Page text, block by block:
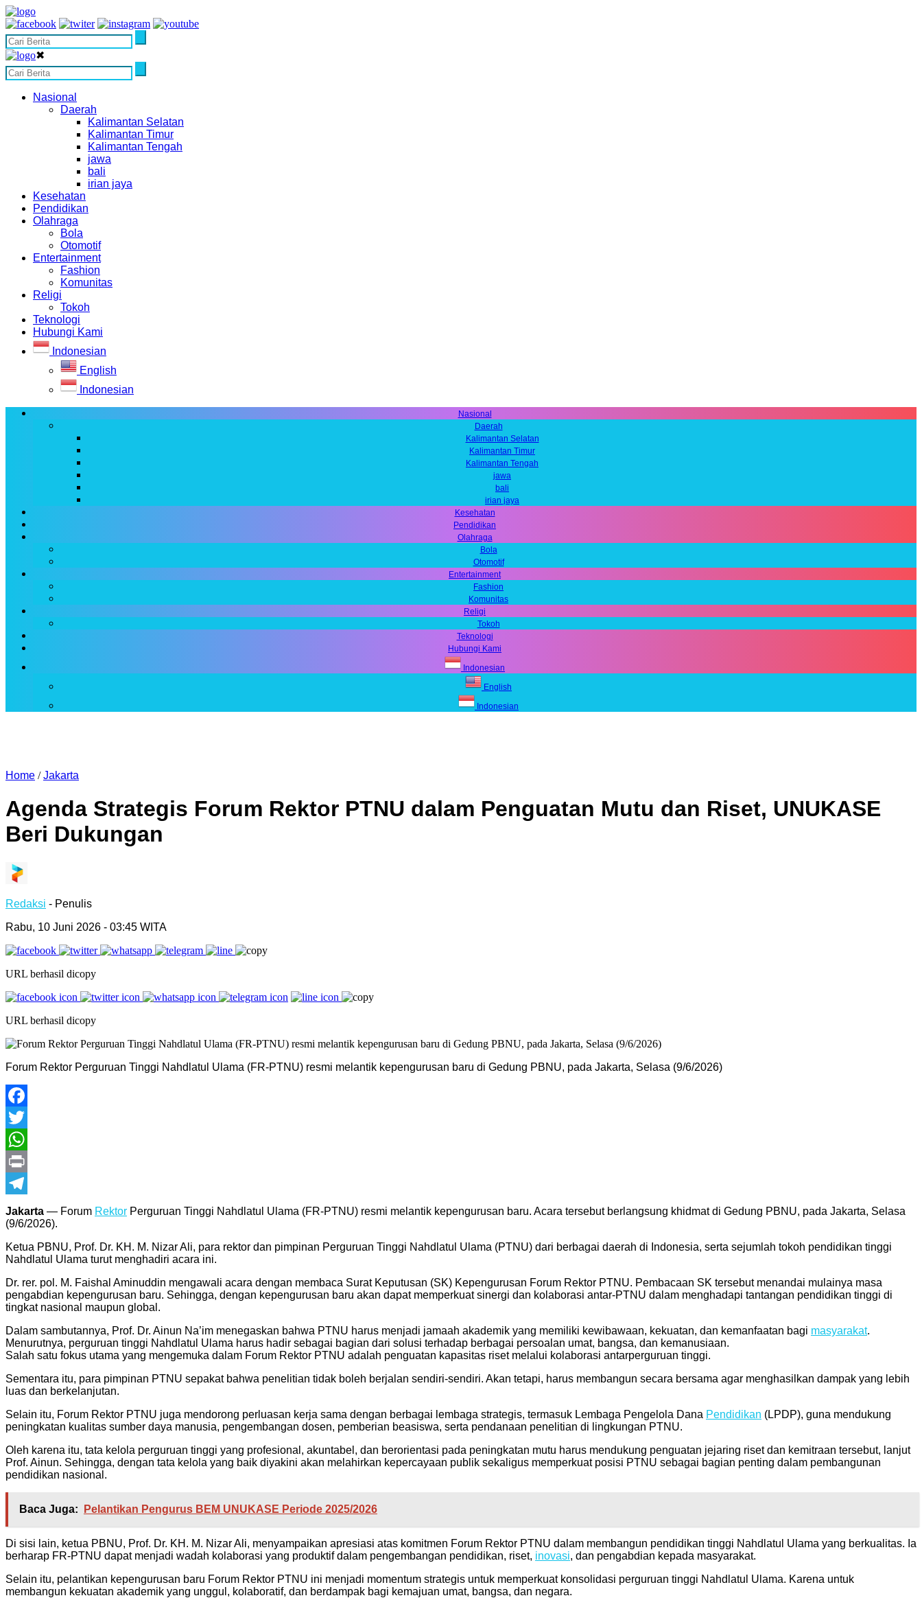
✖
Nasional
Daerah
Kalimantan Selatan
Kalimantan Timur
Kalimantan Tengah
jawa
bali
irian jaya
Kesehatan
Pendidikan
Olahraga
Bola
Otomotif
Entertainment
Fashion
Komunitas
Religi
Tokoh
Teknologi
Hubungi Kami
Indonesian
English
Indonesian
Nasional
Daerah
Kalimantan Selatan
Kalimantan Timur
Kalimantan Tengah
jawa
bali
irian jaya
Kesehatan
Pendidikan
Olahraga
Bola
Otomotif
Entertainment
Fashion
Komunitas
Religi
Tokoh
Teknologi
Hubungi Kami
Indonesian
English
Indonesian
Home /Jakarta
Agenda Strategis Forum Rektor PTNU dalam Penguatan Mutu dan Riset, UNUKASE
Beri Dukungan
Redaksi - Penulis
Rabu, 10 Juni 2026 - 03:45 WITA
URL berhasil dicopy
URL berhasil dicopy
Forum Rektor Perguruan Tinggi Nahdlatul Ulama (FR-PTNU) resmi melantik kepengurusan baru di Gedung PBNU, pada Jakarta, Selasa (9/6/2026)
Facebook
Twitter
WhatsApp
Print
Telegram
Jakarta — Forum Rektor Perguruan Tinggi Nahdlatul Ulama (FR-PTNU) resmi melantik kepengurusan baru. Acara tersebut berlangsung khidmat di Gedung PBNU, pada Jakarta, Selasa
(9/6/2026).
Ketua PBNU, Prof. Dr. KH. M. Nizar Ali, para rektor dan pimpinan Perguruan Tinggi Nahdlatul Ulama (PTNU) dari berbagai daerah di Indonesia, serta sejumlah tokoh pendidikan tinggi
Nahdlatul Ulama turut menghadiri acara ini.
Dr. rer. pol. M. Faishal Aminuddin mengawali acara dengan membaca Surat Keputusan (SK) Kepengurusan Forum Rektor PTNU. Pembacaan SK tersebut menandai mulainya masa
pengabdian kepengurusan baru. Sehingga, dengan kepengurusan baru akan dapat memperkuat sinergi dan kolaborasi antar-PTNU dalam menghadapi tantangan pendidikan tinggi di
tingkat nasional maupun global.
Dalam sambutannya, Prof. Dr. Ainun Na’im menegaskan bahwa PTNU harus menjadi jamaah akademik yang memiliki kewibawaan, kekuatan, dan kemanfaatan bagi masyarakat.
Menurutnya, perguruan tinggi Nahdlatul Ulama harus hadir sebagai bagian dari solusi terhadap berbagai persoalan umat, bangsa, dan kemanusiaan.
Salah satu fokus utama yang mengemuka dalam Forum Rektor PTNU adalah penguatan kapasitas riset melalui kolaborasi antarperguruan tinggi.
Sementara itu, para pimpinan PTNU sepakat bahwa penelitian tidak boleh berjalan sendiri-sendiri. Akan tetapi, harus membangun secara bersama agar menghasilkan dampak yang lebih
luas dan berkelanjutan.
Selain itu, Forum Rektor PTNU juga mendorong perluasan kerja sama dengan berbagai lembaga strategis, termasuk Lembaga Pengelola Dana Pendidikan (LPDP), guna mendukung
peningkatan kualitas sumber daya manusia, pengembangan dosen, pemberian beasiswa, serta pendanaan penelitian di lingkungan PTNU.
Oleh karena itu, tata kelola perguruan tinggi yang profesional, akuntabel, dan berorientasi pada peningkatan mutu harus mendukung penguatan jejaring riset dan kemitraan tersebut, lanjut
Prof. Ainun. Sehingga, dengan tata kelola yang baik diyakini akan melahirkan kepercayaan publik sekaligus memperkuat posisi PTNU sebagai bagian penting dalam pembangunan
pendidikan nasional.
Baca Juga: Pelantikan Pengurus BEM UNUKASE Periode 2025/2026
Di sisi lain, ketua PBNU, Prof. Dr. KH. M. Nizar Ali, menyampaikan apresiasi atas komitmen Forum Rektor PTNU dalam membangun pendidikan tinggi Nahdlatul Ulama yang berkualitas. Ia
berharap FR-PTNU dapat menjadi wadah kolaborasi yang produktif dalam pengembangan pendidikan, riset, inovasi, dan pengabdian kepada masyarakat.
Selain itu, pelantikan kepengurusan baru Forum Rektor PTNU ini menjadi momentum strategis untuk memperkuat konsolidasi perguruan tinggi Nahdlatul Ulama. Karena untuk
membangun kekuatan akademik yang unggul, kolaboratif, dan berdampak bagi kemajuan umat, bangsa, dan negara.